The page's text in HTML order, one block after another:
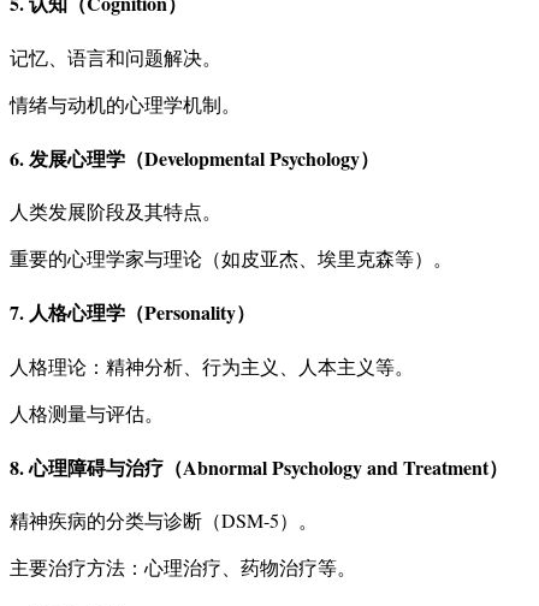
记忆、语言和问题解决。
情绪与动机的心理学机制。
6. 发展心理学（Developmental Psychology）
人类发展阶段及其特点。
重要的心理学家与理论（如皮亚杰、埃里克森等）。
7. 人格心理学（Personality）
人格理论：精神分析、行为主义、人本主义等。
人格测量与评估。
8. 心理障碍与治疗（Abnormal Psychology and Treatment）
精神疾病的分类与诊断（DSM-5）。
主要治疗方法：心理治疗、药物治疗等。